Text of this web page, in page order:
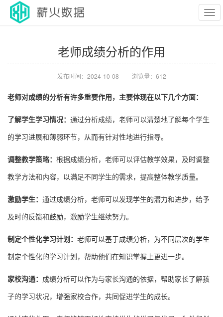
老师成绩分析的作用
发布时间：2024-10-08 浏览量： 612
老师对成绩的分析有许多重要作用，主要体现在以下几个方面：
了解学生学习情况： 通过分析成绩，老师可以清楚地了解每个学生
的学习进展和薄弱环节，从而有针对性地进行指导。
调整教学策略： 根据成绩分析，老师可以评估教学效果，及时调整
教学方法和内容，以满足不同学生的需求，提高整体教学质量。
激励学生： 通过成绩分析，老师可以发现学生的潜力和进步，给予
及时的反馈和鼓励，激励学生继续努力。
制定个性化学习计划： 老师可以基于成绩分析，为不同层次的学生
制定个性化的学习计划，帮助他们在知识掌握上更进一步。
家校沟通： 成绩分析可以作为与家长沟通的依据，帮助家长了解孩
子的学习状况，增强家校合作，共同促进学生的成长。